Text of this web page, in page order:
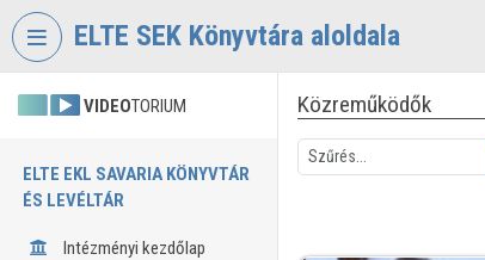
Fejléc kihagyása
ELTE SEK Könyvtára aloldala
VIDEOTORIUM
ELTE EKL SAVARIA KÖNYVTÁR
ÉS LEVÉLTÁR
Intézményi kezdőlap
Közreműködők